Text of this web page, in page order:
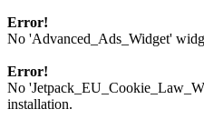
Error!
No 'Advanced_Ads_Widget'
Error!
No
installation.